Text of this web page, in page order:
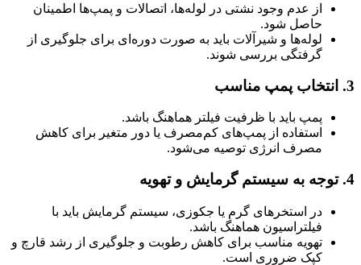
از عدم وجود نشتی در لوله‌ها، اتصالات و پمپ‌ها اطمینان
حاصل شود.
لوله‌ها و شیرآلات باید به صورت دوره‌ای برای جلوگیری از
گرفتگی بررسی شوند.
3. انتخاب پمپ مناسب
پمپ باید با ظرفیت فیلتر هماهنگ باشد.
استفاده از پمپ‌های کم‌مصرف یا دور متغیر برای کاهش
مصرف انرژی توصیه می‌شود.
4. توجه به سیستم گرمایش و تهویه
در استخرهای گرم یا جکوزی، سیستم گرمایش باید با
فیلتراسیون هماهنگ باشد.
تهویه مناسب برای کاهش رطوبت و جلوگیری از رشد قارچ و
کپک ضروری است.